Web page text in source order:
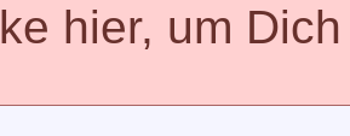
hier, um